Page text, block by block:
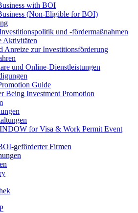
with BOI
(Non-Eligible for BOI)
und -fördermaßnahmen
Aktivitäten
Anreize zur Investitionsförderung
und Online-Dienstleistungen
Guide
Being Investment Promotion
for Visa & Work Permit Event
geförderter Firmen